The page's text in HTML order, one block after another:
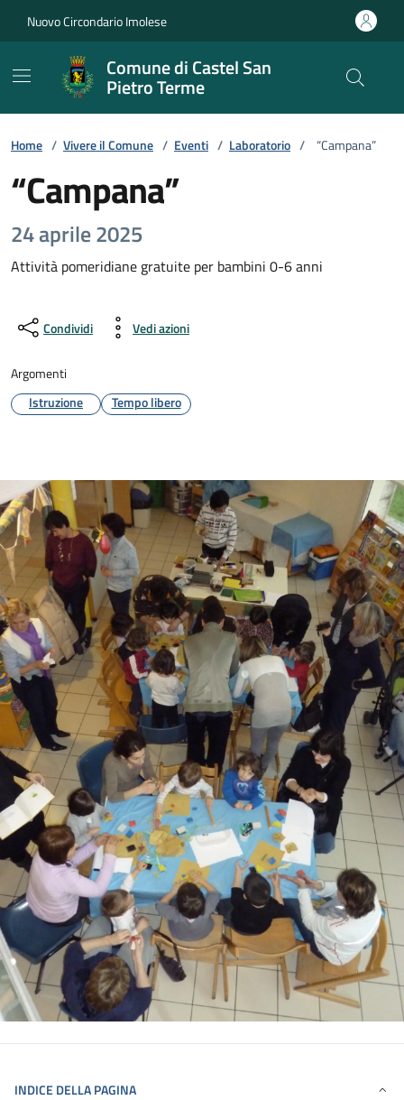
Nuovo Circondario Imolese
Comune di Castel San
Pietro Terme
Home / Vivere il Comune / Eventi / Laboratorio / “Campana”
“Campana”
24 aprile 2025
Attività pomeridiane gratuite per bambini 0-6 anni
Condividi Vedi azioni
Argomenti
Istruzione
Tempo libero
INDICE DELLA PAGINA